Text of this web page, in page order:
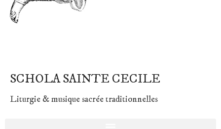
SCHOLA SAINTE CECILE
Liturgie & musique sacrée traditionnelles